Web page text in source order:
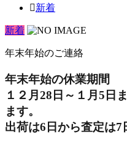
新着
新着
年末年始のご連絡
年末年始の休業期間
１２月28日～１月5日
ます。
出荷は6日から査定は7